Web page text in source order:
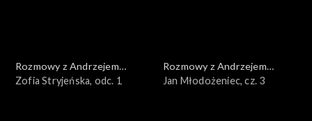
Rozmowy z Andrzejem
Doboszem
Zofia Stryjeńska, odc. 1
Rozmowy z Andrzejem
Doboszem
Jan Młodożeniec, cz. 3